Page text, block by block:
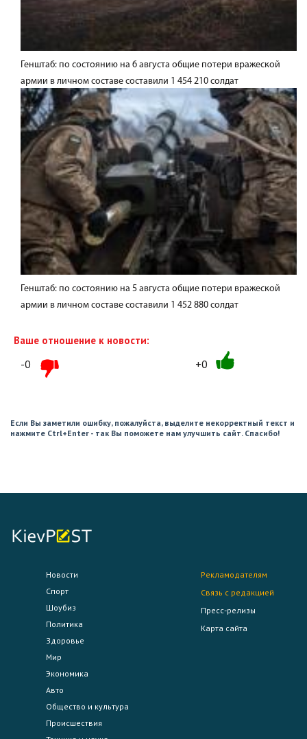
Генштаб: по состоянию на 6 августа общие потери вражеской
армии в личном составе составили 1 454 210 солдат
Генштаб: по состоянию на 5 августа общие потери вражеской
армии в личном составе составили 1 452 880 солдат
Ваше отношение к новости:
-0 +0
Если Вы заметили ошибку, пожалуйста, выделите некорректный текст и
нажмите Ctrl+Enter - так Вы поможете нам улучшить сайт. Спасибо!
Новости
Спорт
Шоубиз
Политика
Здоровье
Мир
Экономика
Авто
Общество и культура
Происшествия
Рекламодателям
Связь с редакцией
Пресс-релизы
Карта сайта